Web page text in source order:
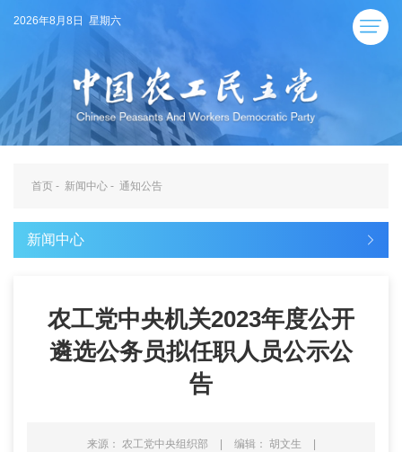
2026年8月8日 星期六
首页 - 新闻中心 - 通知公告
新闻中心
农工党中央机关2023年度公开
遴选公务员拟任职人员公示公
告
来源： 农工党中央组织部 | 编辑： 胡文生
|